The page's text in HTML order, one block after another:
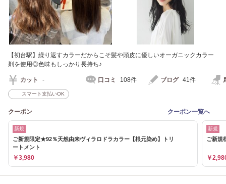
【初台駅】繰り返すカラーだからこそ髪や頭皮に優しいオーガニックカラー
剤を使用◎色味もしっかり長持ち♪
カット - 口コミ 108件 ブログ 41件
スマート支払いOK
クーポン クーポン一覧へ
新規
ご新規限定★92％天然由来ヴィラロドラカラー【根元染め】トリ
ートメント
￥3,980
新規
ご新規
￥